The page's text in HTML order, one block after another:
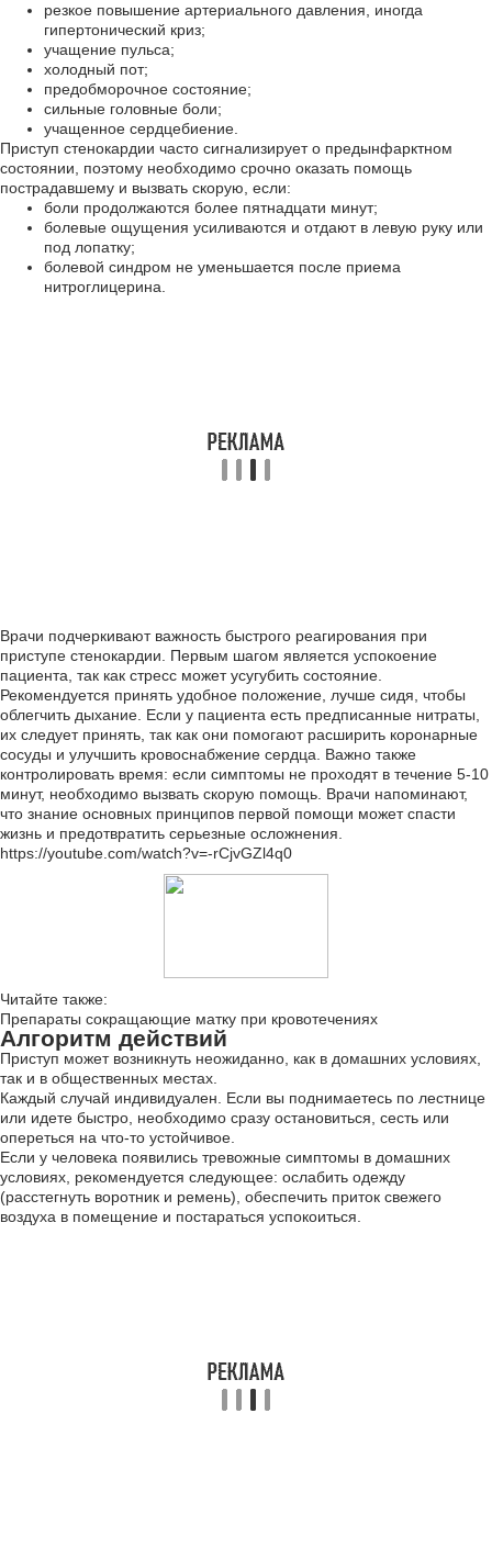
резкое повышение артериального давления, иногда
гипертонический криз;
учащение пульса;
холодный пот;
предобморочное состояние;
сильные головные боли;
учащенное сердцебиение.
Приступ стенокардии часто сигнализирует о предынфарктном
состоянии, поэтому необходимо срочно оказать помощь
пострадавшему и вызвать скорую, если:
боли продолжаются более пятнадцати минут;
болевые ощущения усиливаются и отдают в левую руку или
под лопатку;
болевой синдром не уменьшается после приема
нитроглицерина.
Врачи подчеркивают важность быстрого реагирования при
приступе стенокардии. Первым шагом является успокоение
пациента, так как стресс может усугубить состояние.
Рекомендуется принять удобное положение, лучше сидя, чтобы
облегчить дыхание. Если у пациента есть предписанные нитраты,
их следует принять, так как они помогают расширить коронарные
сосуды и улучшить кровоснабжение сердца. Важно также
контролировать время: если симптомы не проходят в течение 5-10
минут, необходимо вызвать скорую помощь. Врачи напоминают,
что знание основных принципов первой помощи может спасти
жизнь и предотвратить серьезные осложнения.
https://youtube.com/watch?v=-rCjvGZl4q0
Читайте также:
Препараты сокращающие матку при кровотечениях
Алгоритм действий
Приступ может возникнуть неожиданно, как в домашних условиях,
так и в общественных местах.
Каждый случай индивидуален. Если вы поднимаетесь по лестнице
или идете быстро, необходимо сразу остановиться, сесть или
опереться на что-то устойчивое.
Если у человека появились тревожные симптомы в домашних
условиях, рекомендуется следующее: ослабить одежду
(расстегнуть воротник и ремень), обеспечить приток свежего
воздуха в помещение и постараться успокоиться.